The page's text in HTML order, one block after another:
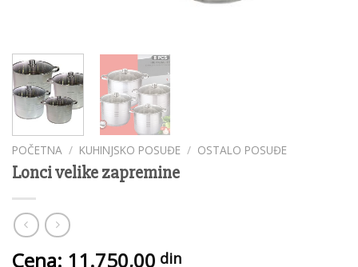
POČETNA / KUHINJSKO POSUĐE / OSTALO POSUĐE
Lonci velike zapremine
Cena: 11.750,00 din